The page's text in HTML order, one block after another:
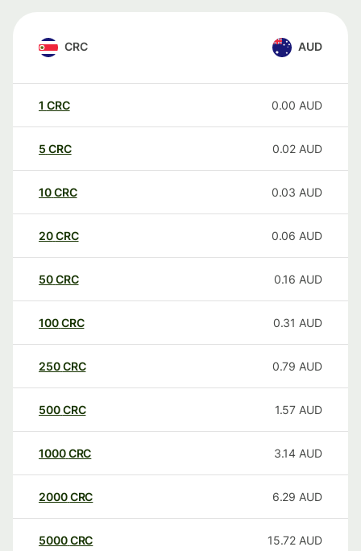
CRC AUD
1 CRC 0.00 AUD
5 CRC 0.02 AUD
10CRC 0.03 AUD
20CRC 0.06 AUD
50CRC 0.16 AUD
100CRC 0.31 AUD
250CRC 0.79 AUD
500CRC 1.57 AUD
1000CRC 3.14 AUD
2000CRC 6.29 AUD
5000CRC 15.72 AUD